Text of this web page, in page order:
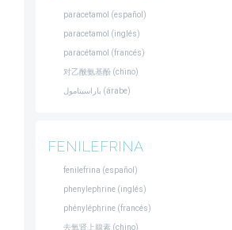
paracetamol (español)
paracetamol (inglés)
paracétamol (francés)
对乙酰氨基酚 (chino)
باراسيتامول (árabe)
FENILEFRINA
fenilefrina (español)
phenylephrine (inglés)
phényléphrine (francés)
去氧肾上腺素 (chino)